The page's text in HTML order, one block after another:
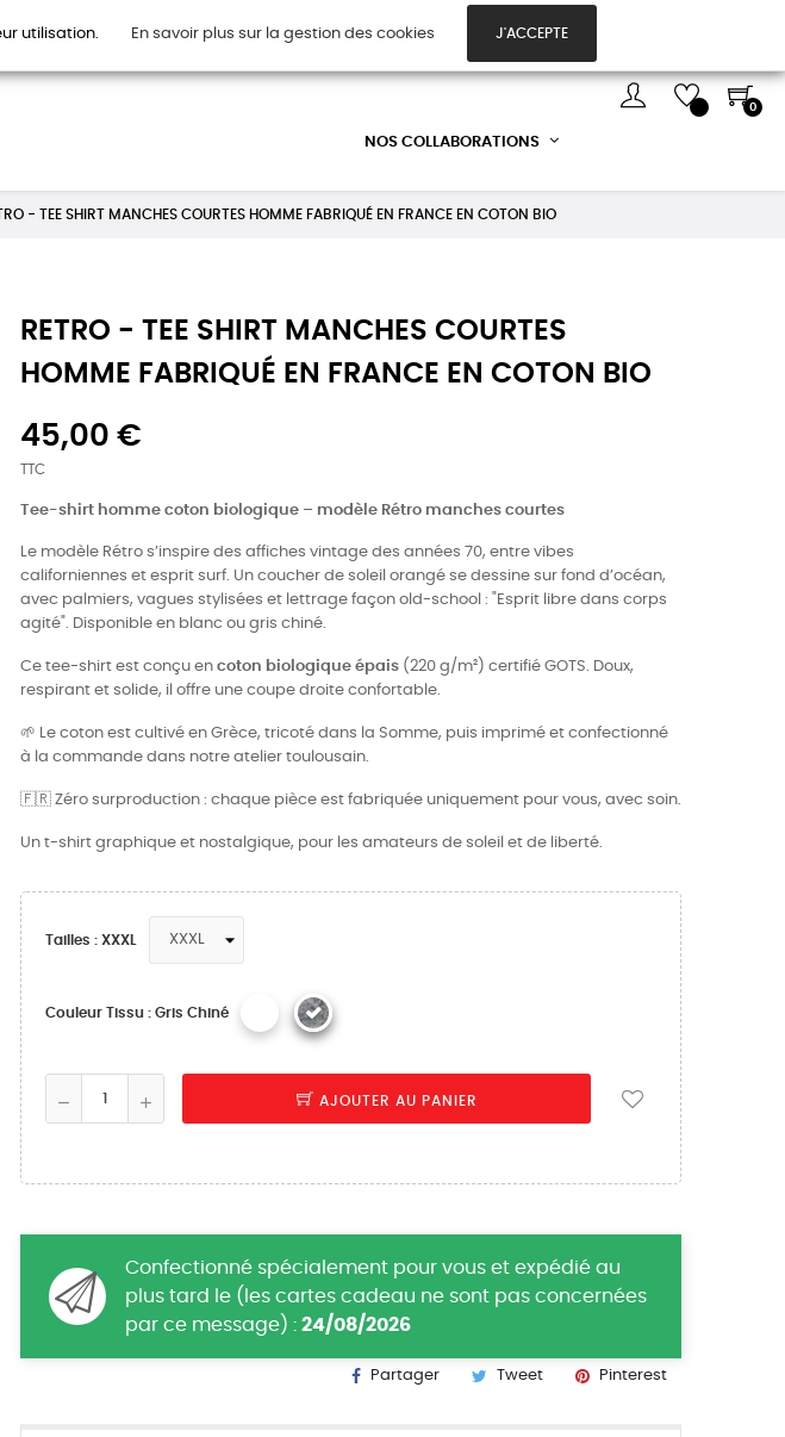
CARTES CADEAUX
NOS COLLABORATIONS
0
- TEE SHIRT MANCHES COURTES HOMME FABRIQUÉ EN FRANCE EN COTON BIO
RETRO - TEE SHIRT MANCHES COURTES
HOMME FABRIQUÉ EN FRANCE EN COTON BIO
45,00 €
TTC
Tee-shirt homme coton biologique – modèle Rétro manches courtes
Le modèle Rétro s’inspire des affiches vintage des années 70, entre vibes
californiennes et esprit surf. Un coucher de soleil orangé se dessine sur fond d’océan,
avec palmiers, vagues stylisées et lettrage façon old-school : "Esprit libre dans corps
agité". Disponible en blanc ou gris chiné.
Ce tee-shirt est conçu en coton biologique épais (220 g/m²) certifié GOTS. Doux,
respirant et solide, il offre une coupe droite confortable.
🌱 Le coton est cultivé en Grèce, tricoté dans la Somme, puis imprimé et confectionné
à la commande dans notre atelier toulousain.
🇫🇷 Zéro surproduction : chaque pièce est fabriquée uniquement pour vous, avec soin.
Un t-shirt graphique et nostalgique, pour les amateurs de soleil et de liberté.
Tailles : XXXL
Couleur Tissu : Gris Chiné
AJOUTER AU PANIER
Confectionné spécialement pour vous et expédié au
plus tard le (les cartes cadeau ne sont pas concernées
par ce message) : 24/08/2026
Partager Tweet Pinterest
utilisation. En savoir plus sur la gestion des cookies J'ACCEPTE